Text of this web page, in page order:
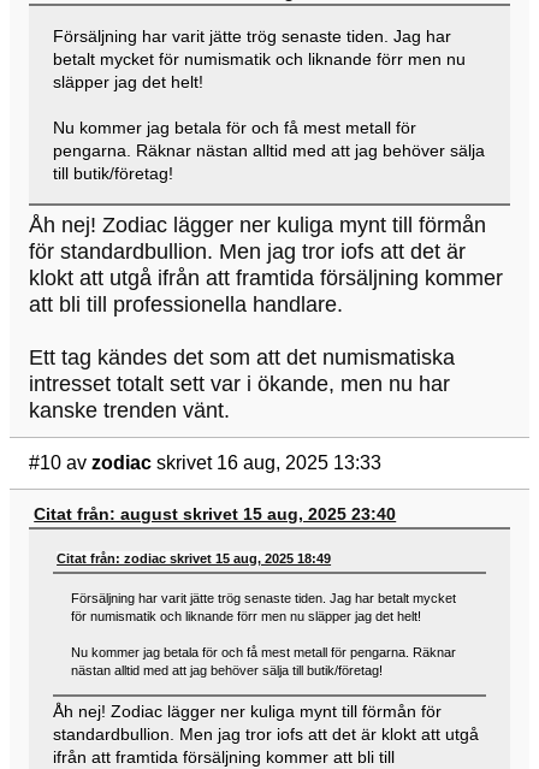
Försäljning har varit jätte trög senaste tiden. Jag har
betalt mycket för numismatik och liknande förr men nu
släpper jag det helt!
Nu kommer jag betala för och få mest metall för
pengarna. Räknar nästan alltid med att jag behöver sälja
till butik/företag!
Åh nej! Zodiac lägger ner kuliga mynt till förmån
för standardbullion. Men jag tror iofs att det är
klokt att utgå ifrån att framtida försäljning kommer
att bli till professionella handlare.
Ett tag kändes det som att det numismatiska
intresset totalt sett var i ökande, men nu har
kanske trenden vänt.
#10 av zodiac skrivet 16 aug, 2025 13:33
Citat från: august skrivet 15 aug, 2025 23:40
Citat från: zodiac skrivet 15 aug, 2025 18:49
Försäljning har varit jätte trög senaste tiden. Jag har betalt mycket
för numismatik och liknande förr men nu släpper jag det helt!
Nu kommer jag betala för och få mest metall för pengarna. Räknar
nästan alltid med att jag behöver sälja till butik/företag!
Åh nej! Zodiac lägger ner kuliga mynt till förmån för
standardbullion. Men jag tror iofs att det är klokt att utgå
ifrån att framtida försäljning kommer att bli till